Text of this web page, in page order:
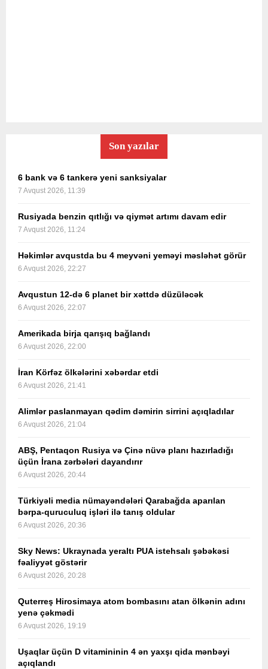
Son yazılar
6 bank və 6 tankerə yeni sanksiyalar
7 Avqust 2026, 11:39
Rusiyada benzin qıtlığı və qiymət artımı davam edir
7 Avqust 2026, 11:24
Həkimlər avqustda bu 4 meyvəni yeməyi məsləhət görür
6 Avqust 2026, 22:27
Avqustun 12-də 6 planet bir xəttdə düzüləcək
6 Avqust 2026, 22:07
Amerikada birja qarışıq bağlandı
6 Avqust 2026, 22:00
İran Körfəz ölkələrini xəbərdar etdi
6 Avqust 2026, 21:41
Alimlər paslanmayan qədim dəmirin sirrini açıqladılar
6 Avqust 2026, 21:04
ABŞ, Pentaqon Rusiya və Çinə nüvə planı hazırladığı
üçün İrana zərbələri dayandırır
6 Avqust 2026, 20:44
Türkiyəli media nümayəndələri Qarabağda aparılan
bərpa-quruculuq işləri ilə tanış oldular
6 Avqust 2026, 20:36
Sky News: Ukraynada yeraltı PUA istehsalı şəbəkəsi
fəaliyyət göstərir
6 Avqust 2026, 20:28
Quterreş Hirosimaya atom bombasını atan ölkənin adını
yenə çəkmədi
6 Avqust 2026, 19:19
Uşaqlar üçün D vitamininin 4 ən yaxşı qida mənbəyi
açıqlandı